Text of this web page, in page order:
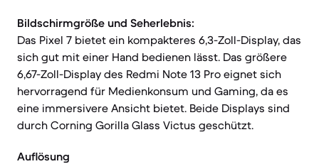
Bildschirmgröße und Seherlebnis:
Das Pixel 7 bietet ein kompakteres 6,3-Zoll-Display, das
sich gut mit einer Hand bedienen lässt. Das größere
6,67-Zoll-Display des Redmi Note 13 Pro eignet sich
hervorragend für Medienkonsum und Gaming, da es
eine immersivere Ansicht bietet. Beide Displays sind
durch Corning Gorilla Glass Victus geschützt.
Auflösung